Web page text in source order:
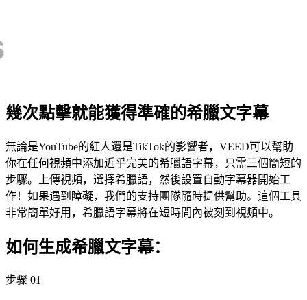
幾次點擊就能獲得準確的希臘文字幕
無論是YouTube的紅人還是TikTok的影響者，VEED可以幫助
你在任何視頻中添加近乎完美的希臘語字幕，只需三個簡短的
步驟。上傳視頻，選擇希臘語，然後設置自動字幕器開始工
作！如果遇到障礙，我們的支持團隊隨時提供幫助。這個工具
非常簡單好用，希臘語字幕將在短時間內被刻到視頻中。
如何生成希臘文字幕：
步骤 01